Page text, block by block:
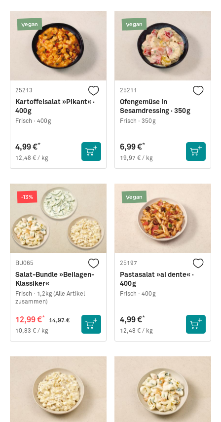
Vegan
25213
Kartoffelsalat »Pikant« ·
400g
Frisch · 400g
4,99 €*
12,48 € / kg
Vegan
25211
Ofengemüse in
Sesamdressing · 350g
Frisch · 350g
6,99 €*
19,97 € / kg
-13%
BU065
Salat-Bundle »Beilagen-
Klassiker«
Frisch · 1,2kg (Alle Artikel
zusammen)
12,99 €*
14,97 €
10,83 € / kg
Vegan
25197
Pastasalat »al dente« ·
400g
Frisch · 400g
4,99 €*
12,48 € / kg